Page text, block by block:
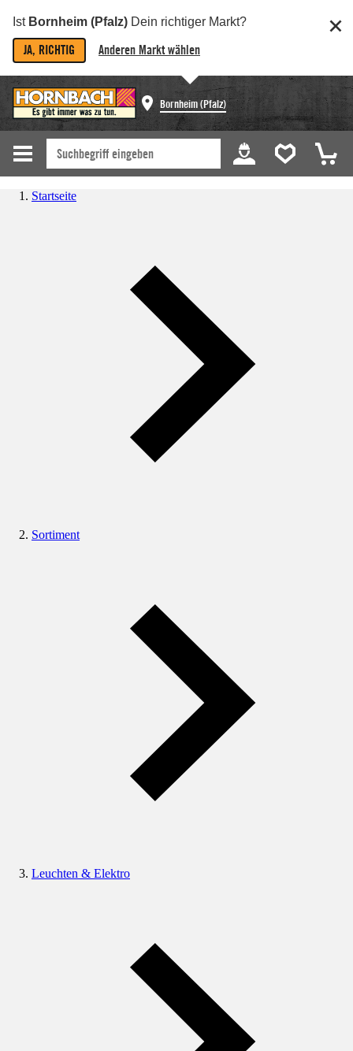
Ist Bornheim (Pfalz) Dein richtiger Markt?
JA, RICHTIG Anderen Markt wählen
Bornheim (Pfalz)
Startseite
Sortiment
Leuchten & Elektro